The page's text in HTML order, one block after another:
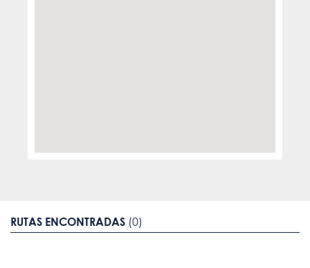
RUTAS ENCONTRADAS (0)